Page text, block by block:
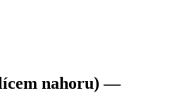
nahoru) —